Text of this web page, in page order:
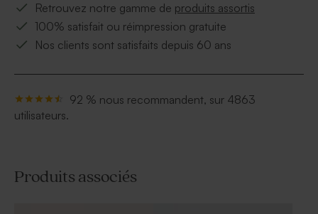
Retrouvez notre gamme de produits assortis
100% satisfait ou réimpression gratuite
Nos clients sont satisfaits depuis 60 ans
92 % nous recommandent, sur 4863
utilisateurs.
Produits associés